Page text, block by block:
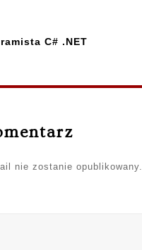
C# .NET
nie zostanie opublikowany.